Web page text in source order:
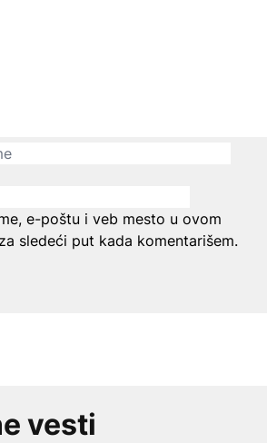
e-poštu i veb mesto u ovom
sledeći put kada komentarišem.
vesti